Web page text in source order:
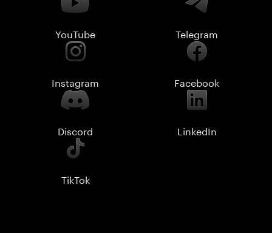
YouTube Telegram
Instagram Facebook
Discord LinkedIn
TikTok